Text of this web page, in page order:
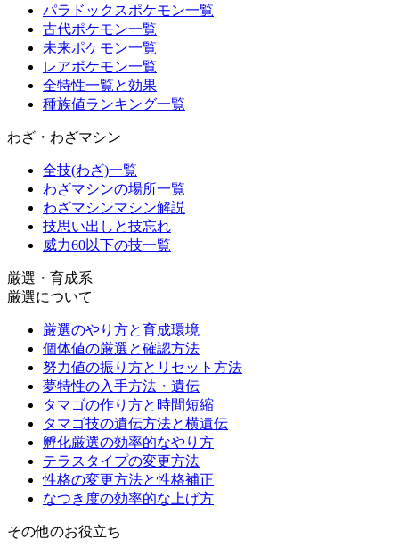
パラドックスポケモン一覧
古代ポケモン一覧
未来ポケモン一覧
レアポケモン一覧
全特性一覧と効果
種族値ランキング一覧
わざ・わざマシン
全技(わざ)一覧
わざマシンの場所一覧
わざマシンマシン解説
技思い出しと技忘れ
威力60以下の技一覧
厳選・育成系
厳選について
厳選のやり方と育成環境
個体値の厳選と確認方法
努力値の振り方とリセット方法
夢特性の入手方法・遺伝
タマゴの作り方と時間短縮
タマゴ技の遺伝方法と横遺伝
孵化厳選の効率的なやり方
テラスタイプの変更方法
性格の変更方法と性格補正
なつき度の効率的な上げ方
その他のお役立ち